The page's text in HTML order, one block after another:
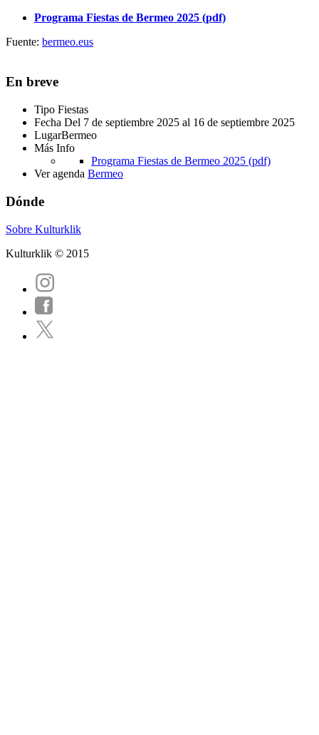
Programa Fiestas de Bermeo 2025 (pdf)
Fuente: bermeo.eus
En breve
Tipo Fiestas
Fecha Del 7 de septiembre 2025 al 16 de septiembre 2025
LugarBermeo
Más Info
Programa Fiestas de Bermeo 2025 (pdf)
Ver agenda Bermeo
Dónde
Sobre Kulturklik
Kulturklik © 2015